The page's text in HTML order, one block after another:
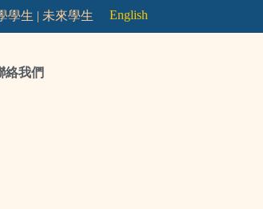
學生 | 未來學生 English
絡我們